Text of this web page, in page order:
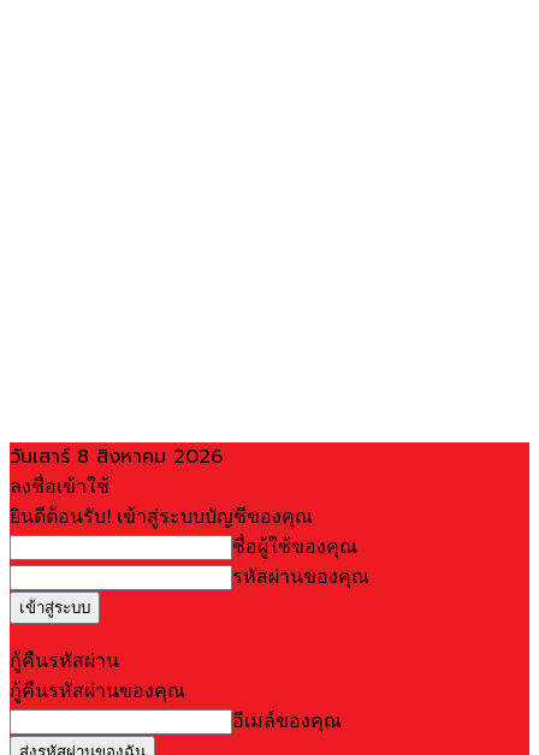
วันเสาร์ 8 สิงหาคม 2026
ลงชื่อเข้าใช้
ยินดีต้อนรับ! เข้าสู่ระบบบัญชีของคุณ
ชื่อผู้ใช้ของคุณ
รหัสผ่านของคุณ
กู้คืนรหัสผ่าน
กู้คืนรหัสผ่านของคุณ
อีเมล์ของคุณ